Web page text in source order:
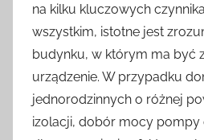
na kilku kluczowych
wszystkim, istotne jest
budynku, w którym ma być
urządzenie. W przypadku
jednorodzinnych o różnej
izolacji, dobór mocy pompy